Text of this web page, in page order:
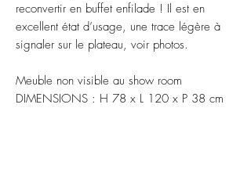
reconvertir en buffet enfilade ! Il est en
excellent état d’usage, une trace légère à
signaler sur le plateau, voir photos.
Meuble non visible au show room
DIMENSIONS : H 78 x L 120 x P 38 cm